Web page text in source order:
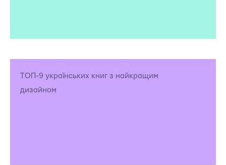
ТОП-9 українських книг з найкращим
дизайном